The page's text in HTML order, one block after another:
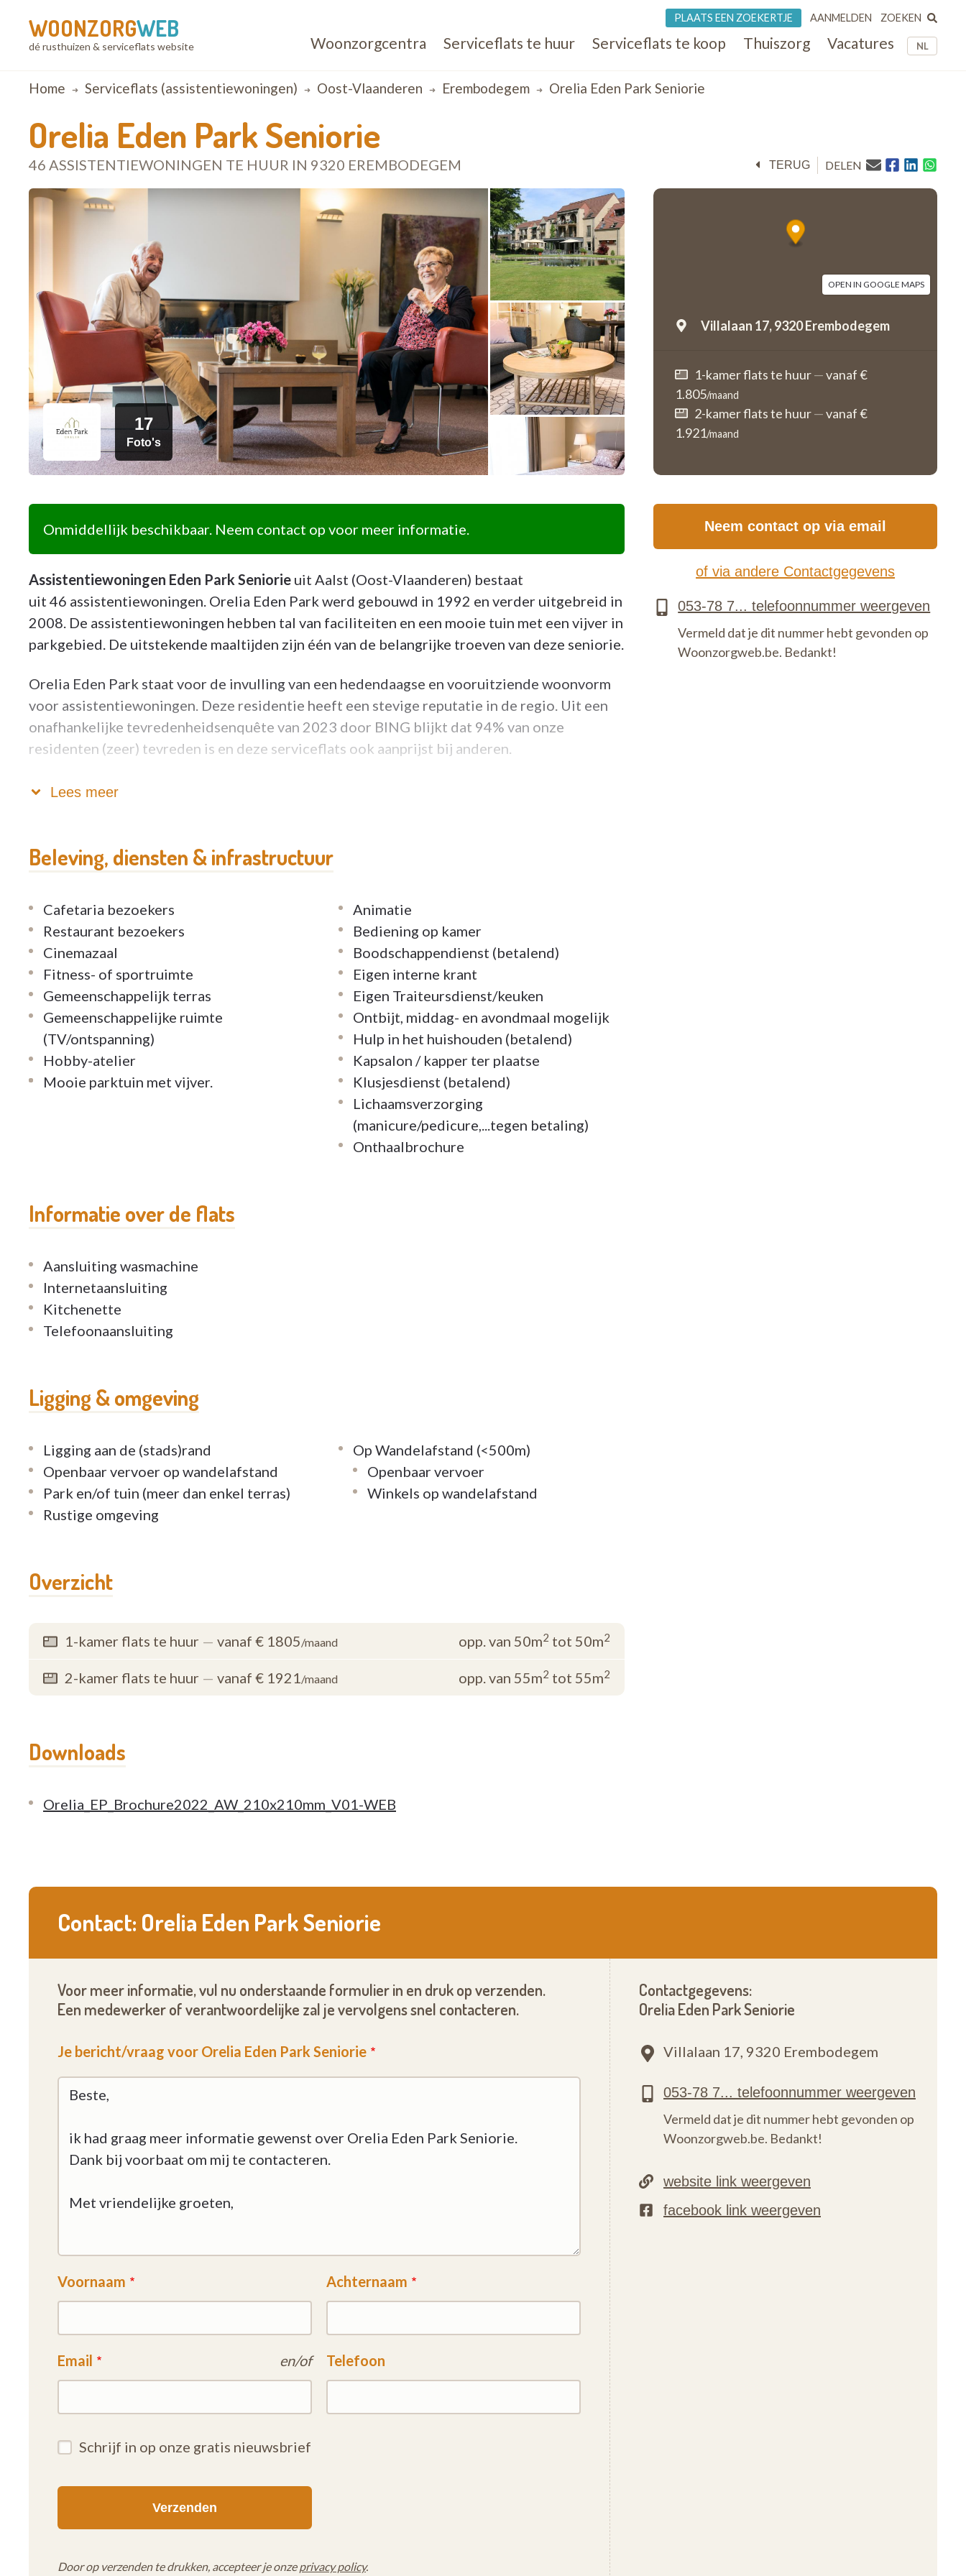
WOONZORGWEB
dé rusthuizen & serviceflats website NL
Woonzorgcentra Serviceflats te huur Serviceflats te koop Thuiszorg Vacatures
PLAATS EEN ZOEKERTJE AANMELDEN ZOEKEN
Breadcrumb
Home Serviceflats (assistentiewoningen) Oost-Vlaanderen Erembodegem Orelia Eden Park Seniorie
Orelia Eden Park Seniorie
46 ASSISTENTIEWONINGEN TE HUUR IN 9320 EREMBODEGEM TERUG DELEN
17
Foto's
OPEN IN GOOGLE MAPS
Villalaan 17,9320 Erembodegem
1-kamer flats te huur—vanaf €
1.805/maand
2-kamer flats te huur—vanaf €
1.921/maand
Onmiddellijk beschikbaar. Neem contact op voor meer informatie.
Assistentiewoningen Eden Park Seniorie uit Aalst (Oost-Vlaanderen) bestaat
uit 46 assistentiewoningen. Orelia Eden Park werd gebouwd in 1992 en verder uitgebreid in
2008. De assistentiewoningen hebben tal van faciliteiten en een mooie tuin met een vijver in
parkgebied. De uitstekende maaltijden zijn één van de belangrijke troeven van deze seniorie.
Orelia Eden Park staat voor de invulling van een hedendaagse en vooruitziende woonvorm
voor assistentiewoningen. Deze residentie heeft een stevige reputatie in de regio. Uit een
onafhankelijke tevredenheidsenquête van 2023 door BING blijkt dat 94% van onze
residenten (zeer) tevreden is en deze serviceflats ook aanprijst bij anderen.
Zorgeloos ouder worden in Seniorie Eden Park? Dat kan dankzij:
dagelijks vers bereide maaltijden uit eigen keuken
aangename O'Bistro, salon, en gemeenschappelijke ruimtes
ruime lichte flats met terras
boodschappendienst en vervoer
Neem vrijblijvend contact op voor meer informatie.
Lees meer
Beleving, diensten & infrastructuur
Cafetaria bezoekers
Restaurant bezoekers
Cinemazaal
Fitness- of sportruimte
Gemeenschappelijk terras
Gemeenschappelijke ruimte
(TV/ontspanning)
Hobby-atelier
Mooie parktuin met vijver.
Animatie
Bediening op kamer
Boodschappendienst (betalend)
Eigen interne krant
Eigen Traiteursdienst/keuken
Ontbijt, middag- en avondmaal mogelijk
Hulp in het huishouden (betalend)
Kapsalon / kapper ter plaatse
Klusjesdienst (betalend)
Lichaamsverzorging
(manicure/pedicure,...tegen betaling)
Onthaalbrochure
Informatie over de flats
Aansluiting wasmachine
Internetaansluiting
Kitchenette
Telefoonaansluiting
Ligging & omgeving
Ligging aan de (stads)rand
Openbaar vervoer op wandelafstand
Park en/of tuin (meer dan enkel terras)
Rustige omgeving
Op Wandelafstand (<500m)
Openbaar vervoer
Winkels op wandelafstand
Overzicht
1-kamer flats te huur — vanaf € 1805/maand opp. van 50m2 tot 50m2
2-kamer flats te huur — vanaf € 1921/maand opp. van 55m2 tot 55m2
Downloads
Orelia_EP_Brochure2022_AW_210x210mm_V01-WEB
Neem contact op via email
of via andere Contactgegevens
Vermeld dat je dit nummer hebt gevonden op
Woonzorgweb.be. Bedankt!
Contact: Orelia Eden Park Seniorie
Voor meer informatie, vul nu onderstaande formulier in en druk op verzenden.
Een medewerker of verantwoordelijke zal je vervolgens snel contacteren.
Je bericht/vraag voor Orelia Eden Park Seniorie
Voornaam Achternaam
Email en/of Telefoon
Schrijf in op onze gratis nieuwsbrief
Door op verzenden te drukken, accepteer je onzeprivacy policy.
Contactgegevens:
Orelia Eden Park Seniorie
Villalaan 17, 9320 Erembodegem
Vermeld dat je dit nummer hebt gevonden op
Woonzorgweb.be. Bedankt!